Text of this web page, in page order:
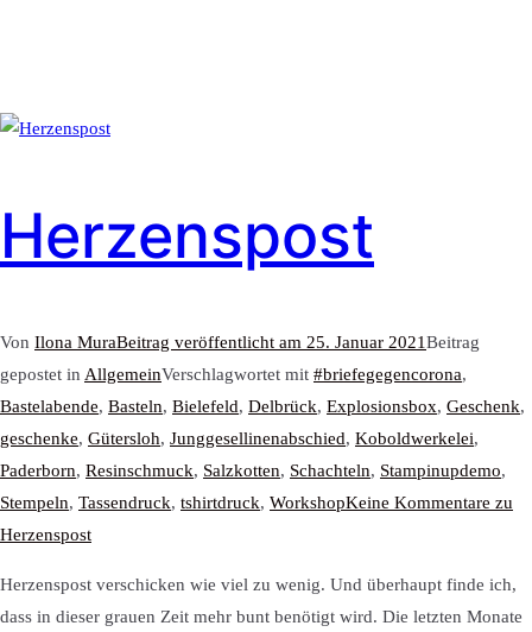
Herzenspost
Von Ilona MuraBeitrag veröffentlicht am 25. Januar 2021Beitrag
gepostet in AllgemeinVerschlagwortet mit #briefegegencorona,
Bastelabende, Basteln, Bielefeld, Delbrück, Explosionsbox, Geschenk,
geschenke, Gütersloh, Junggesellinenabschied, Koboldwerkelei,
Paderborn, Resinschmuck, Salzkotten, Schachteln, Stampinupdemo,
Stempeln, Tassendruck, tshirtdruck, WorkshopKeine Kommentare zu
Herzenspost
Herzenspost verschicken wie viel zu wenig. Und überhaupt finde ich,
dass in dieser grauen Zeit mehr bunt benötigt wird. Die letzten Monate